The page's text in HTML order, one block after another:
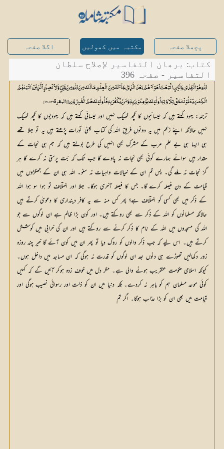
پچھلا صفحہ مکتبہ میں کھولیں اگلا صفحہ
کتاب: برھان التفاسیر لإصلاح سلطان
التفاسیر - صفحہ 396
اللّٰہِ ھُوَ الْھُدٰی وَ لَئِنِ اتَّبَعْتَ اَھْوَآئَ ھُمْ بَعْدَ الَّذِیْ جَآئَ کَ مِنَ الْعِلْمِ مَالَکَ مِنَ اللّٰہِ مِنْ وَّلِیٍّ وَّ لاَ نَصِیْرٍ اَلَّذِیْنَ اٰتَیْنٰھُمُ
الْکِتٰبَ یَتْلُوْنَہٗ حَقَّ تِلَاوَتِہٖ اُولٰٓئِکَ یُؤْمِنُوْنَ بِہٖٓ وَ مَنْ یَّکْفُرْ بِہٖ فَاُولٰٓئِکَ ھُمُ الْخٰسِرُوْن} [البقرۃ: 113، 121]
ترجمہ: یہود کہتے ہیں کہ عیسائیوں کا کچھ ٹھیک نہیں اور عیسائی کہتے ہیں کہ یہودیوں کا کچھ ٹھیک
نہیں حالانکہ اپنے زعم میں یہ دونوں فریق اللہ کی کتاب یعنی تورات پڑھتے ہیں یہ تو بھلا تھے
ہی ایسا ہی بے علم عرب کے مشرک بھی انہیں کی طرح بولتے ہیں کہ ہم ہی نجات کے
حقدار ہیں سوائے ہمارے کوئی بھی نجات نہ پاوے گا جب تک کہ بُت پرستی نہ کرے گا ہر
گز نجات نہ ملے گی۔ پس تم ان کے خیالات واہیات نہ سنو۔ اللہ ہی ان کے جھگڑوں میں
قیامت کے دن فیصلہ کرے گا۔ جس کا فیصلہ آخری ہوگا۔ بھلا اور اختلاف تو ہوا سو ہوا اللہ
کے ذکر میں بھی کسی کو اختلاف ہے؟ پھر کس منہ سے یہ کافر دینداری کا دعویٰ کرتے ہیں
حالانکہ مسلمانوں کو اللہ کے ذکر سے بھی روکتے ہیں۔ اور کون بڑا ظالم ہے ان لوگوں سے جو
اللہ کی مسجدوں میں اللہ کے نام کا ذکر کرنے سے روکتے ہیں اور ان کی خرابی میں کوشش
کرتے ہیں۔ اس لیے کہ جب ذکر والوں کو روک دیا تو پھر ان میں کون آئے گا خیر چند روزہ
زور دکھالیں تھوڑے ہی دنوں بعد ان لوگوں کو قدرت نہ ہوگی کہ ان مساجد میں داخل ہوں۔
کیونکہ اسلامی حکومت عنقریب ہونے والی ہے۔ مگر دل میں خوف زدہ ہوکر آئیں گے کہ کہیں
کوئی موحد مسلمان ہم کو باہر نہ کردے۔ بلکہ دنیا میں ان کو ذلت اور رسوائی نصیب ہوگی اور
قیامت میں بھی ان کو بڑا عذاب ہوگا۔ اگر تم